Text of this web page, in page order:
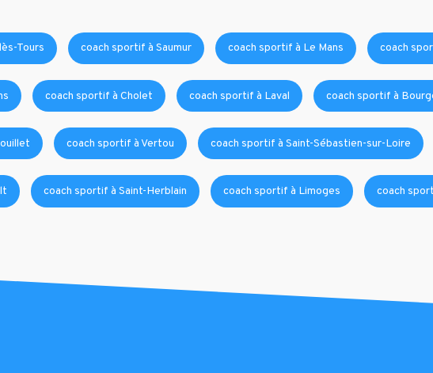
Tours coach sportif à Saumur coach sportif à Le Mans coach
coach sportif à Cholet coach sportif à Laval coach sportif à
coach sportif à Vertou coach sportif à Saint-Sébastien-sur-Loire
coach sportif à Saint-Herblain coach sportif à Limoges coach